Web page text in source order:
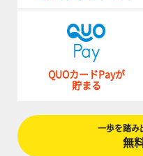
QUOカードPayが
貯まる
一歩を踏み
無